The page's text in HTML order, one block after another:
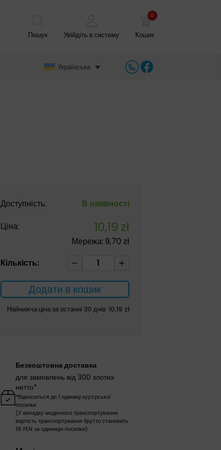
Пошук Увійдіть в систему
0
Кошик
Українська
Доступність:
В наявності
Ціна:
10,19 zł
Мережа: 9,70 zł
Кількість:
Фрезубін
200мл
ваніль
кількість
Додати в кошик
Найнижча ціна за останні 30 днів:10,19 zł
Безкоштовна доставка
для замовлень від 300 злотих
нетто*
*Відноситься до 1 одиниці кур'єрської
посилки
(У випадку медичного транспортування
вартість транспортування брутто становить
16 PLN за одиницю посилки)